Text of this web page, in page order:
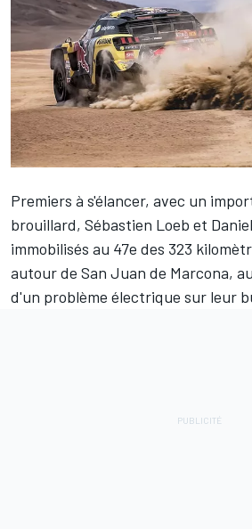
Premiers à s'élancer, avec un
brouillard, Sébastien Loeb et
immobilisés au 47e des 323
autour de San Juan de Marcona,
d'un problème électrique sur leur